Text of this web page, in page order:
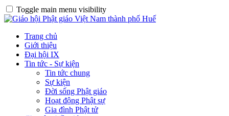
Toggle main menu visibility
Trang chủ
Giới thiệu
Đại hội IX
Tin tức - Sự kiện
Tin tức chung
Sự kiện
Đời sống Phật giáo
Hoạt động Phật sự
Gia đình Phật tử